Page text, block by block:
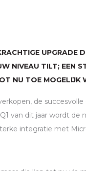
UPGRADE
NIVEAU TILT; EEN
NU TOE MOGELIJK
de succesvolle
van dit jaar wordt de
integratie met